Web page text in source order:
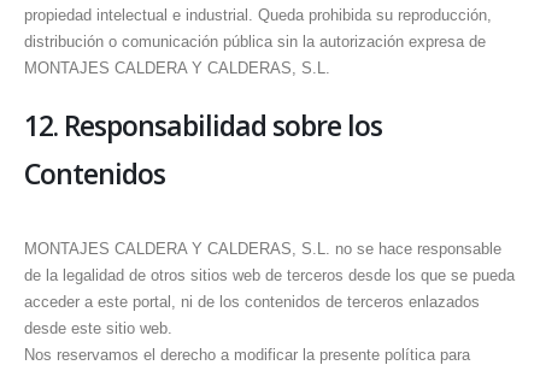
propiedad intelectual e industrial. Queda prohibida su reproducción,
distribución o comunicación pública sin la autorización expresa de
MONTAJES CALDERA Y CALDERAS, S.L.
12. Responsabilidad sobre los
Contenidos
MONTAJES CALDERA Y CALDERAS, S.L. no se hace responsable
de la legalidad de otros sitios web de terceros desde los que se pueda
acceder a este portal, ni de los contenidos de terceros enlazados
desde este sitio web.
Nos reservamos el derecho a modificar la presente política para